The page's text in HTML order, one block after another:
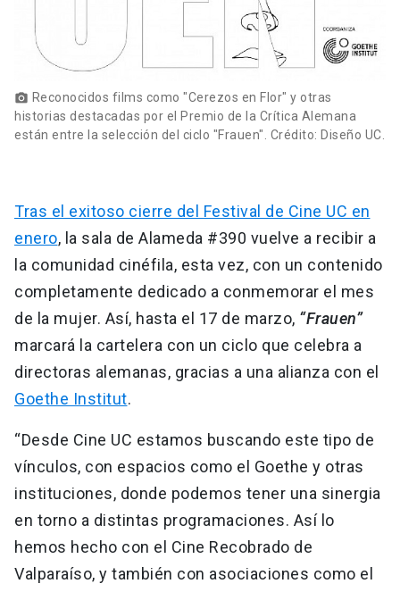
photo_camera Reconocidos films como "Cerezos en Flor" y otras
historias destacadas por el Premio de la Crítica Alemana
están entre la selección del ciclo "Frauen". Crédito: Diseño UC.
Tras el exitoso cierre del Festival de Cine UC en
enero, la sala de Alameda #390 vuelve a recibir a
la comunidad cinéfila, esta vez, con un contenido
completamente dedicado a conmemorar el mes
de la mujer. Así, hasta el 17 de marzo, “Frauen”
marcará la cartelera con un ciclo que celebra a
directoras alemanas, gracias a una alianza con el
Goethe Institut.
“Desde Cine UC estamos buscando este tipo de
vínculos, con espacios como el Goethe y otras
instituciones, donde podemos tener una sinergia
en torno a distintas programaciones. Así lo
hemos hecho con el Cine Recobrado de
Valparaíso, y también con asociaciones como el